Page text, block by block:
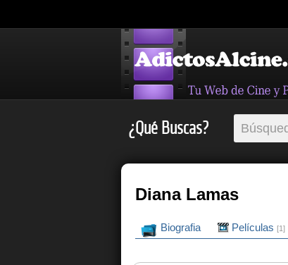
¿Qué Buscas?
Diana Lamas
Biografia Películas [1]